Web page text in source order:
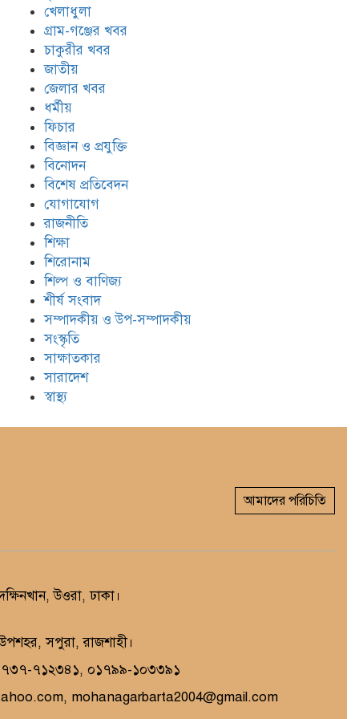
খেলাধুলা
গ্রাম-গঞ্জের খবর
চাকুরীর খবর
জাতীয়
জেলার খবর
ধর্মীয়
ফিচার
বিজ্ঞান ও প্রযুক্তি
বিনোদন
বিশেষ প্রতিবেদন
যোগাযোগ
রাজনীতি
শিক্ষা
শিরোনাম
শিল্প ও বাণিজ্য
শীর্ষ সংবাদ
সম্পাদকীয় ও উপ-সম্পাদকীয়
সংস্কৃতি
সাক্ষাতকার
সারাদেশ
স্বাস্থ্য
আমাদের পরিচিতি
উওরা, ঢাকা।
সপুরা, রাজশাহী।
৭১২৩৪১, ০১৭৯৯-১০৩৩৯১
mohanagarbarta2004@gmail.com